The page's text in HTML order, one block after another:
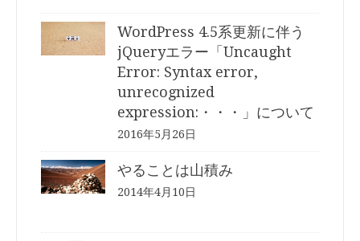
WordPress 4.5系更新に伴う
jQueryエラー「Uncaught
Error: Syntax error,
unrecognized
expression:・・・」について
2016年5月26日
やることは山積み
2014年4月10日